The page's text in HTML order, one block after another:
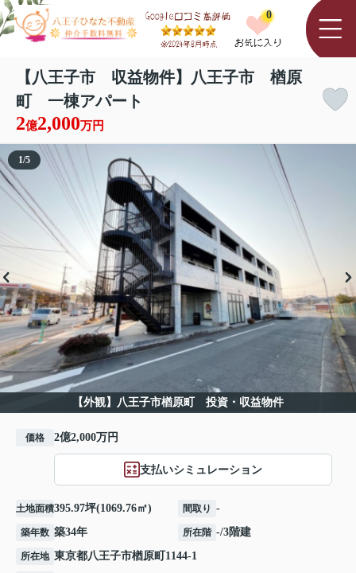
0
【八王子市 収益物件】八王子市 楢原
町 一棟アパート
2億2,000万円
【外観】八王子市楢原町 投資・収益物件
1/5
価格 2億2,000万円
支払いシミュレーション
土地面積395.97坪(1069.76㎡) 間取り -
築年数 築34年 所在階 -/3階建
所在地 東京都八王子市楢原町 1144-1